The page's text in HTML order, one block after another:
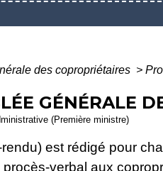
des copropriétaires >
GÉNÉRALE
(Première ministre)
est rédigé pour
procès-verbal aux